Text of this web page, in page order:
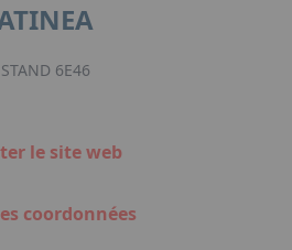
STAND 6E46
le site web
coordonnées